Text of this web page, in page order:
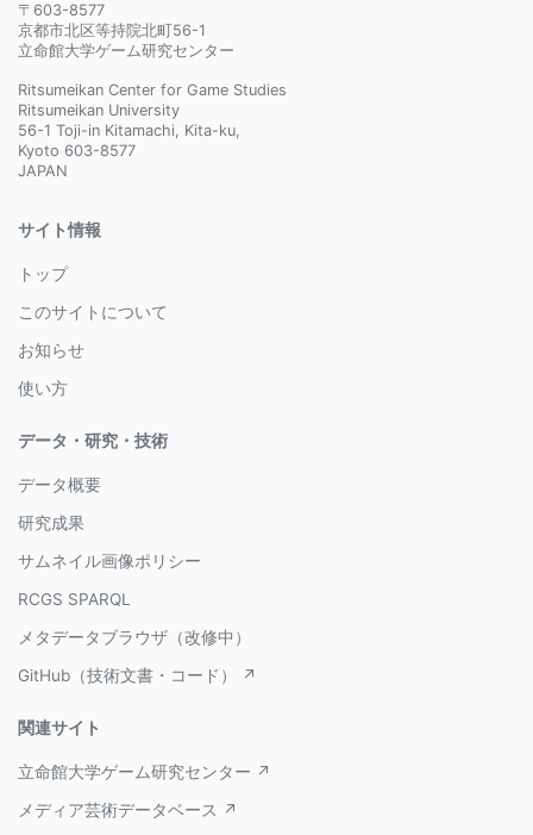
〒603-8577
京都市北区等持院北町56-1
立命館大学ゲーム研究センター
Ritsumeikan Center for Game Studies
Ritsumeikan University
56-1 Toji-in Kitamachi, Kita-ku,
Kyoto 603-8577
JAPAN
サイト情報
トップ
このサイトについて
お知らせ
使い方
データ・研究・技術
データ概要
研究成果
サムネイル画像ポリシー
RCGS SPARQL
メタデータブラウザ（改修中）
GitHub（技術文書・コード） ↗
関連サイト
立命館大学ゲーム研究センター ↗
メディア芸術データベース ↗